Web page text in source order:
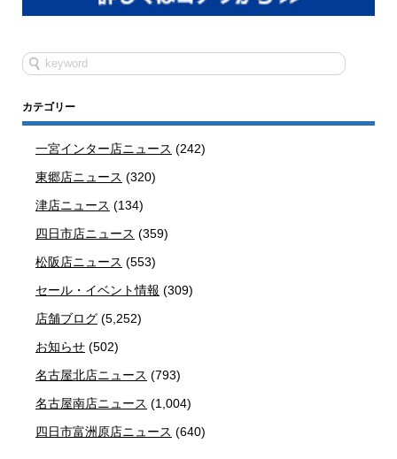
カテゴリー
一宮インター店ニュース (242)
東郷店ニュース (320)
津店ニュース (134)
四日市店ニュース (359)
松阪店ニュース (553)
セール・イベント情報 (309)
店舗ブログ (5,252)
お知らせ (502)
名古屋北店ニュース (793)
名古屋南店ニュース (1,004)
四日市富洲原店ニュース (640)